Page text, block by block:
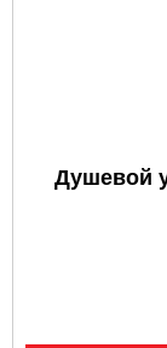
Душевой